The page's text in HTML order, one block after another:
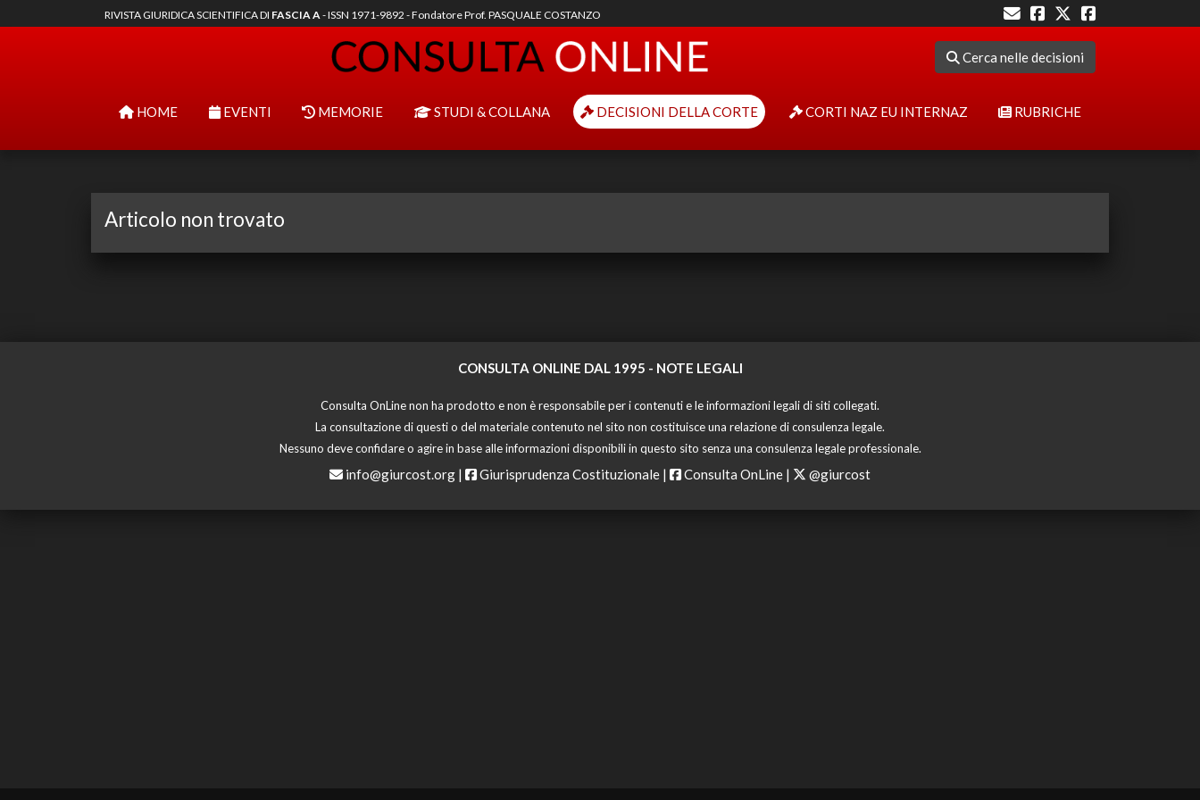
RIVISTA GIURIDICA SCIENTIFICA DI FASCIA A- ISSN 1971-9892 - Fondatore Prof. PASQUALE COSTANZO
Cerca nelle decisioni
HOME EVENTI MEMORIE STUDI & COLLANA DECISIONI DELLA CORTE CORTI NAZ EU INTERNAZ RUBRICHE
Articolo non trovato
CONSULTA ONLINE DAL 1995 - NOTE LEGALI
Consulta OnLine non ha prodotto e non è responsabile per i contenuti e le informazioni legali di siti collegati.
La consultazione di questi o del materiale contenuto nel sito non costituisce una relazione di consulenza legale.
Nessuno deve confidare o agire in base alle informazioni disponibili in questo sito senza una consulenza legale professionale.
info@giurcost.org | Giurisprudenza Costituzionale | Consulta OnLine | @giurcost